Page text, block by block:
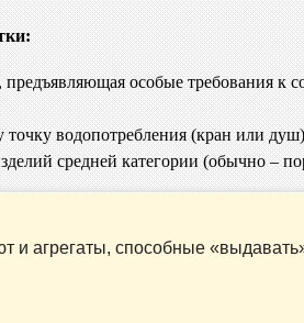
особые требования к
точку водопотребления (кран или
средней категории (обычно –
и агрегаты, способные